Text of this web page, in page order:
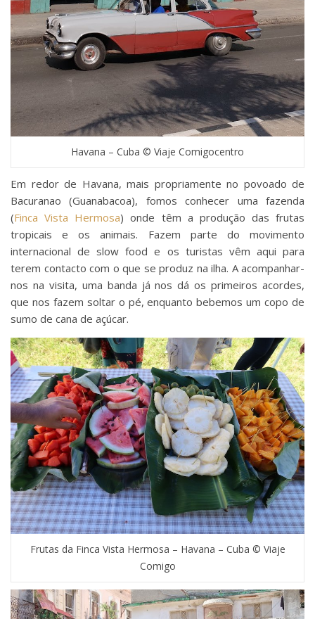
Havana – Cuba © Viaje Comigocentro
Em redor de Havana, mais propriamente no povoado de
Bacuranao (Guanabacoa), fomos conhecer uma fazenda
(Finca Vista Hermosa) onde têm a produção das frutas
tropicais e os animais. Fazem parte do movimento
internacional de slow food e os turistas vêm aqui para
terem contacto com o que se produz na ilha. A acompanhar-
nos na visita, uma banda já nos dá os primeiros acordes,
que nos fazem soltar o pé, enquanto bebemos um copo de
sumo de cana de açúcar.
Frutas da Finca Vista Hermosa – Havana – Cuba © Viaje
Comigo